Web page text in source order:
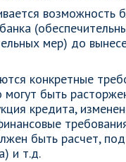
возможность
мер) до
конкретные
могут быть
кредита,
быть расчет,
и т.д.